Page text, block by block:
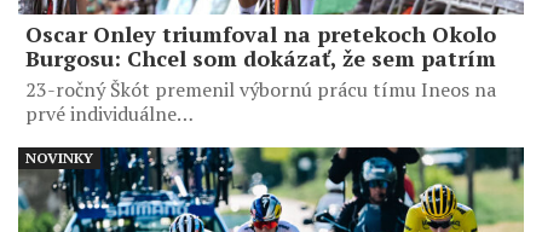
Oscar Onley triumfoval na pretekoch Okolo
Burgosu: Chcel som dokázať, že sem patrím
23-ročný Škót premenil výbornú prácu tímu Ineos na
prvé individuálne…
NOVINKY